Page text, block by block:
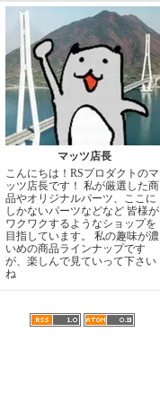
マッツ店長
こんにちは！RSプロダクトのマ
ッツ店長です！ 私が厳選した商
品やオリジナルパーツ、ここに
しかないパーツなどなど 皆様が
ワクワクするようなショップを
目指しています。 私の趣味が濃
いめの商品ラインナップです
が、楽しんで見ていって下さい
ね